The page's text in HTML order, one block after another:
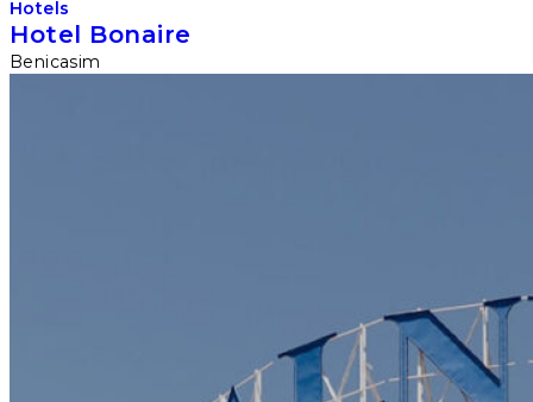
Hotels
Hotel Bonaire
Benicasim